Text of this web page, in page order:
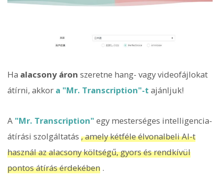
Ha alacsony áron szeretne hang- vagy videofájlokat
átírni, akkor a "Mr. Transcription"-t ajánljuk!
A "Mr. Transcription" egy mesterséges intelligencia-
átírási szolgáltatás , amely kétféle élvonalbeli AI-t
használ az alacsony költségű, gyors és rendkívül
pontos átírás érdekében .